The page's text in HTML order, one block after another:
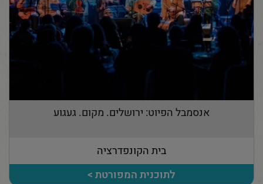
אנסמבל הפיוט: ירושלים. מקום. געגוע
בית הקונפדרציה
לתוכנית המפורטת >